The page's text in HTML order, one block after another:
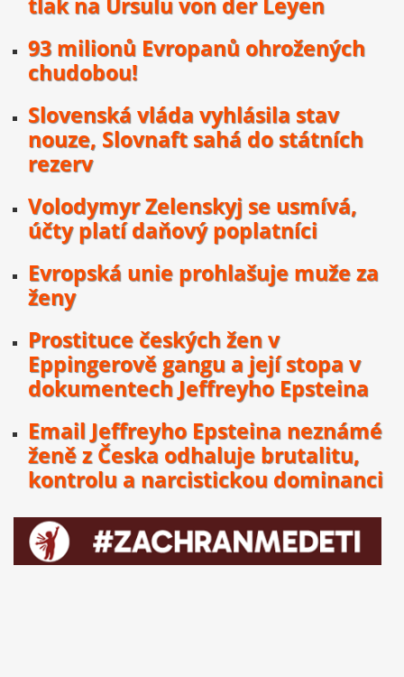
tlak na Ursulu von der Leyen
93 milionů Evropanů ohrožených
chudobou!
Slovenská vláda vyhlásila stav
nouze, Slovnaft sahá do státních
rezerv
Volodymyr Zelenskyj se usmívá,
účty platí daňový poplatníci
Evropská unie prohlašuje muže za
ženy
Prostituce českých žen v
Eppingerově gangu a její stopa v
dokumentech Jeffreyho Epsteina
Email Jeffreyho Epsteina neznámé
ženě z Česka odhaluje brutalitu,
kontrolu a narcistickou dominanci